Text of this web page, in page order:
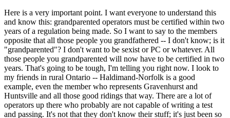
Here is a very important point. I want everyone to understand this
and know this: grandparented operators must be certified within two
years of a regulation being made. So I want to say to the members
opposite that all those people you grandfathered -- I don't know; is it
"grandparented"? I don't want to be sexist or PC or whatever. All
those people you grandparented will now have to be certified in two
years. That's going to be tough, I'm telling you right now. I look to
my friends in rural Ontario -- Haldimand-Norfolk is a good
example, even the member who represents Gravenhurst and
Huntsville and all those good ridings that way. There are a lot of
operators up there who probably are not capable of writing a test
and passing. It's not that they don't know their stuff; it's just been so